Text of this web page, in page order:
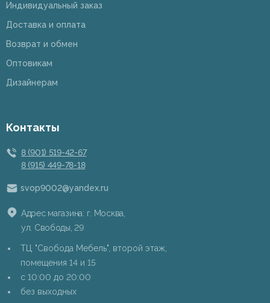
Индивидуальный заказ
Доставка и оплата
Возврат и обмен
Оптовикам
Дизайнерам
Контакты
8 (901) 519-42-67
8 (915) 449-78-18
svop9002@yandex.ru
Адрес магазина: г. Москва,
ул. Свободы, 29
ТЦ "Свобода Мебель", второй этаж,
помещения 14 и 15
c 10:00 до 20:00
без выходных